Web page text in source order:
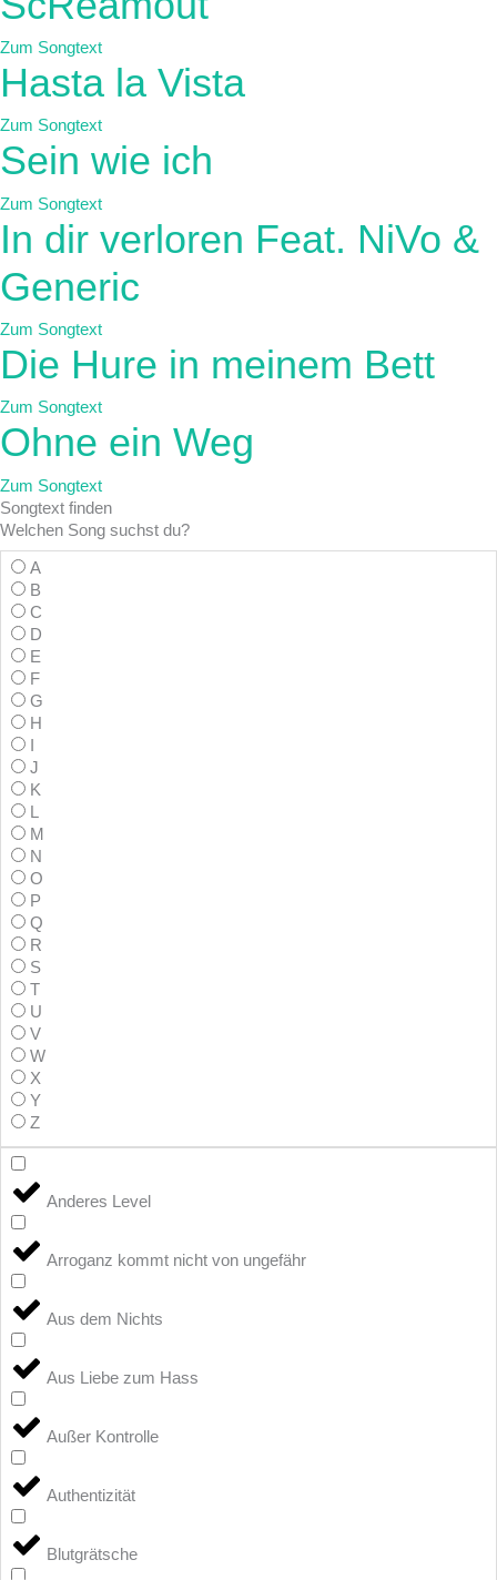
Zum Songtext
Hasta la Vista
Zum Songtext
Sein wie ich
Zum Songtext
In dir verloren Feat. NiVo &
Generic
Zum Songtext
Die Hure in meinem Bett
Zum Songtext
Ohne ein Weg
Zum Songtext
Songtext finden
Welchen Song suchst du?
A
B
C
D
E
F
G
H
J
K
M
N
O
P
Q
R
S
T
U
V
W
X
Y
Z
Anderes Level
Arroganz kommt nicht von ungefähr
Aus dem Nichts
Aus Liebe zum Hass
Außer Kontrolle
Authentizität
Blutgrätsche